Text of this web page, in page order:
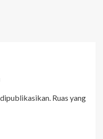
Ruas yang